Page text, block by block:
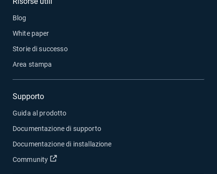
Blog
White paper
Storie di successo
Area stampa
Supporto
Guida al prodotto
Documentazione di supporto
Documentazione di installazione
Community
Apri in una nuova finestra